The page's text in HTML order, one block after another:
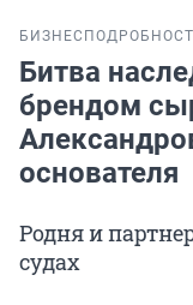
БИЗНЕС
Битва
брендом
основателя
Родня и
судах